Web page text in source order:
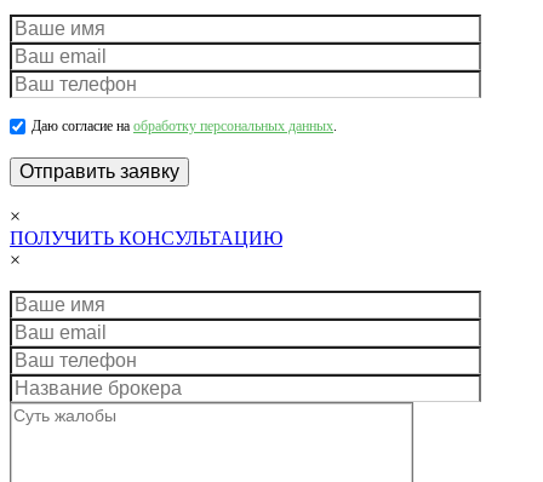
Даю согласие на обработку персональных данных.
×
ПОЛУЧИТЬ КОНСУЛЬТАЦИЮ
×